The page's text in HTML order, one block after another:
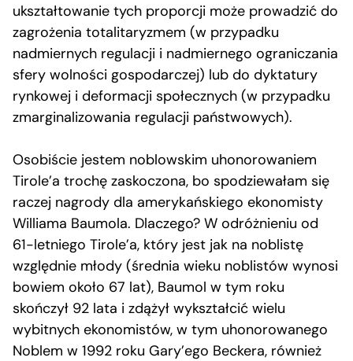
ukształtowanie tych proporcji może prowadzić do
zagrożenia totalitaryzmem (w przypadku
nadmiernych regulacji i nadmiernego ograniczania
sfery wolności gospodarczej) lub do dyktatury
rynkowej i deformacji społecznych (w przypadku
zmarginalizowania regulacji państwowych).
Osobiście jestem noblowskim uhonorowaniem
Tirole’a trochę zaskoczona, bo spodziewałam się
raczej nagrody dla amerykańskiego ekonomisty
Williama Baumola. Dlaczego? W odróżnieniu od
61-letniego Tirole’a, który jest jak na noblistę
względnie młody (średnia wieku noblistów wynosi
bowiem około 67 lat), Baumol w tym roku
skończył 92 lata i zdążył wykształcić wielu
wybitnych ekonomistów, w tym uhonorowanego
Noblem w 1992 roku Gary’ego Beckera, również